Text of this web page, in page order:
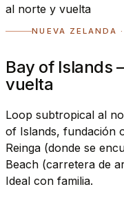
al norte y vuelta
NUEVA ZELANDA
Bay of Islands
vuelta
Loop subtropical al
of Islands, fundación
Reinga (donde se
Beach (carretera de
Ideal con familia.